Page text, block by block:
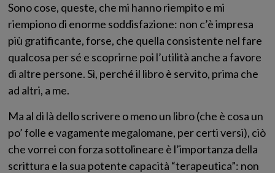
Sono cose, queste, che mi hanno riempito e mi
riempiono di enorme soddisfazione: non c’è impresa
più gratificante, forse, che quella consistente nel fare
qualcosa per sé e scoprirne poi l’utilità anche a favore
di altre persone. Sì, perché il libro è servito, prima che
ad altri, a me.
Ma al di là dello scrivere o meno un libro (che è cosa un
po’ folle e vagamente megalomane, per certi versi), ciò
che vorrei con forza sottolineare è l’importanza della
scrittura e la sua potente capacità “terapeutica”: non